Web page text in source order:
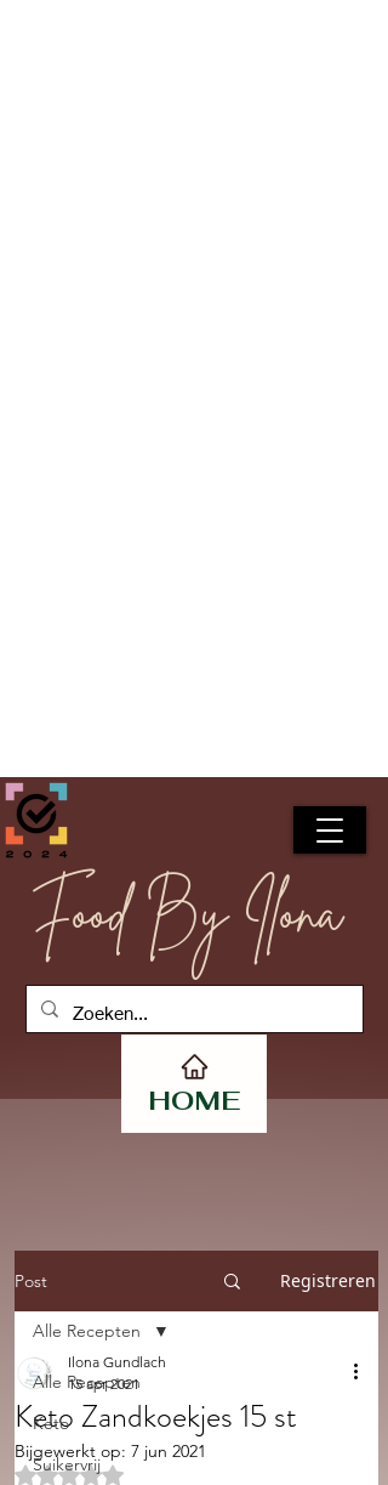
Food By Ilona
HOME
Post Registreren
Alle Recepten
Keto
Suikervrij
Alle Recepten
Keto Zandkoekjes 15 st
Ilona Gundlach
15 apr 2021
Bijgewerkt op: 7 jun 2021
Beoordeeld met NaN uit 5 sterren.